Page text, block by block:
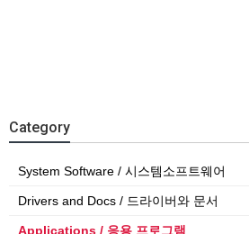
Category
System Software / 시스템소프트웨어
Drivers and Docs / 드라이버와 문서
Applications / 응용 프로그램